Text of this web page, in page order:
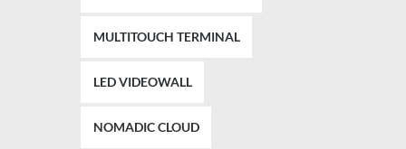
MULTITOUCH TERMINAL
LED VIDEOWALL
NOMADIC CLOUD